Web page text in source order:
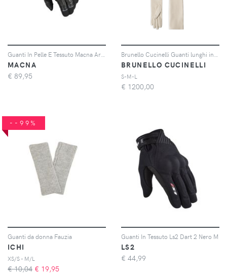
MACNA
€ 89,95
BRUNELLO CUCINELLI
S-M-L
€ 1200,00
--99%
Guanti da donna Fauzia
ICHI
XS/S - M/L
€ 10,04 € 19,95
Guanti In Tessuto Ls2 Dart 2 Nero M
LS2
€ 44,99